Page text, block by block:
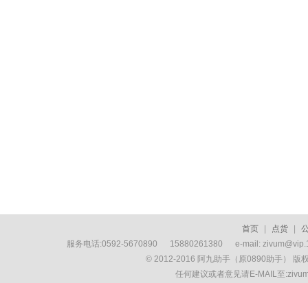
首页 点货
服务电话:0592-5670890 15880261380 e-mail:
© 2012-2016 阿九助手（原0890助手） 版
任何建议或者意见请E-MAIL至